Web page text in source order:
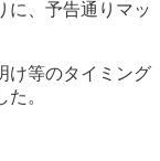
に、予告通りマッ
け等のタイミング
。